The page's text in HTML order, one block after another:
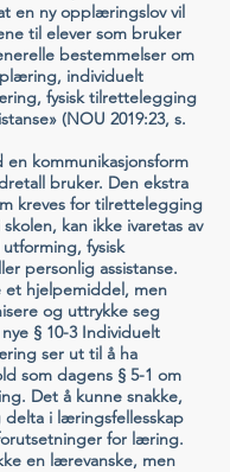
en ny opplæringslov vil
til elever som bruker
bestemmelser om
individuelt
fysisk tilrettelegging
(NOU 2019:23, s.
kommunikasjonsform
bruker. Den ekstra
kreves for tilrettelegging
kan ikke ivaretas av
fysisk
personlig assistanse.
et hjelpemiddel, men
og uttrykke seg
§ 10-3 Individuelt
ser ut til å ha
som dagens § 5-1 om
Det å kunne snakke,
delta i læringsfellesskap
for læring.
en lærevanske, men